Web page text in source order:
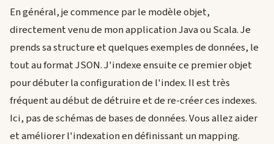
En général, je commence par le modèle objet,
directement venu de mon application Java ou Scala. Je
prends sa structure et quelques exemples de données, le
tout au format JSON. J'indexe ensuite ce premier objet
pour débuter la configuration de l'index. Il est très
fréquent au début de détruire et de re-créer ces indexes.
Ici, pas de schémas de bases de données. Vous allez aider
et améliorer l'indexation en définissant un mapping.